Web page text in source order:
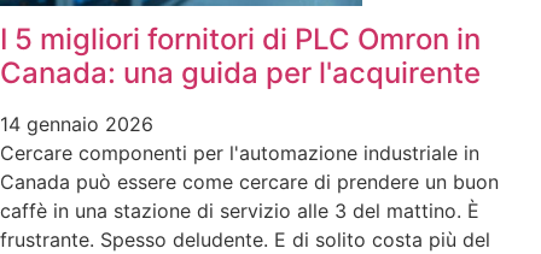
I 5 migliori fornitori di PLC Omron in
Canada: una guida per l'acquirente
14 gennaio 2026
Cercare componenti per l'automazione industriale in
Canada può essere come cercare di prendere un buon
caffè in una stazione di servizio alle 3 del mattino. È
frustrante. Spesso deludente. E di solito costa più del